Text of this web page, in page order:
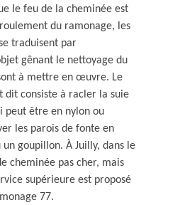
le feu de la cheminée est
du ramonage, les
traduisent par
gênant le nettoyage du
à mettre en œuvre. Le
dit consiste à racler la suie
peut être en nylon ou
les parois de fonte en
goupillon. À Juilly, dans le
cheminée pas cher, mais
supérieure est proposé
77.